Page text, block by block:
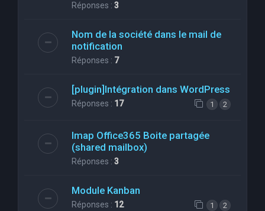
Réponses : 3
Nom de la société dans le mail de
notification
Réponses : 7
[plugin]Intégration dans WordPress
Réponses : 17 1 2
Imap Office365 Boite partagée
(shared mailbox)
Réponses : 3
Module Kanban
Réponses : 12 1 2